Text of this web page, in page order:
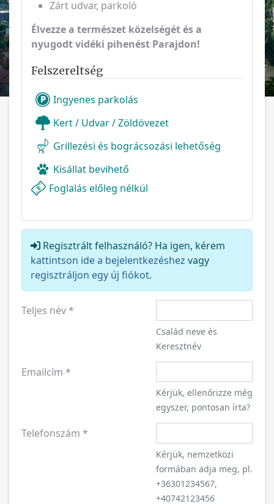
Zárt udvar, parkoló
Élvezze a természet közelségét és a
nyugodt vidéki pihenést Parajdon!
Felszereltség
Ingyenes parkolás
Kert / Udvar / Zöldövezet
Grillezési és bográcsozási lehetőség
Kisállat bevihető
Foglalás előleg nélkül
Regisztrált felhasználó? Ha igen, kérem
kattintson ide a bejelentkezéshez vagy
regisztráljon egy új fiókot.
Teljes név*
Család neve és
Keresztnév
Emailcím *
Kérjük, ellenőrizze még
egyszer, pontosan írta?
Telefonszám *
Kérjük, nemzetközi
formában adja meg, pl.
+36301234567,
+40742123456